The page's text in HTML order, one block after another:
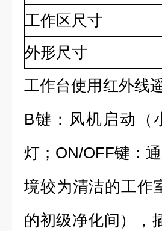
工作区尺寸
外形尺寸
工作台使用红外线
B键：风机启动（
灯；ON/OFF键：
境较为清洁的工作
的初级净化间），